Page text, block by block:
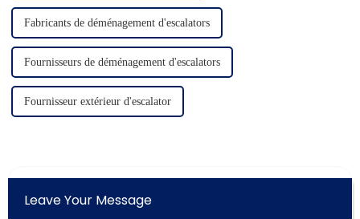
Fabricants de déménagement d'escalators
Fournisseurs de déménagement d'escalators
Fournisseur extérieur d'escalator
Leave Your Message